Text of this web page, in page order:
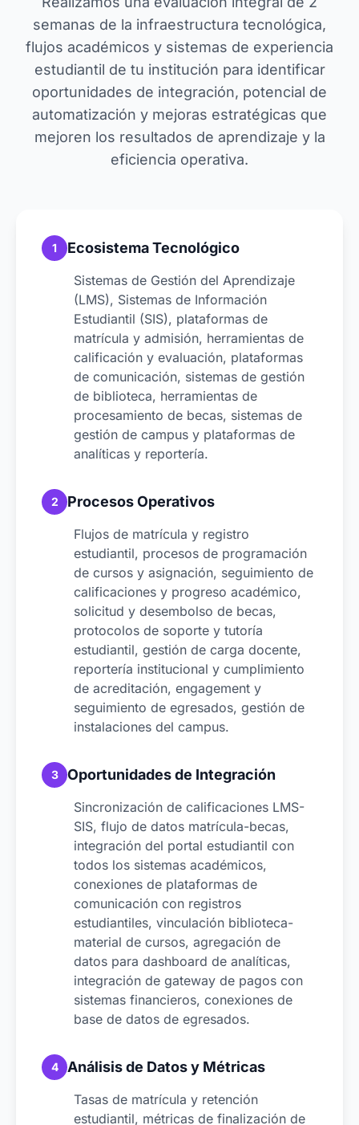
semanas de la infraestructura tecnológica,
flujos académicos y sistemas de experiencia
estudiantil de tu institución para identificar
oportunidades de integración, potencial de
automatización y mejoras estratégicas que
mejoren los resultados de aprendizaje y la
eficiencia operativa.
1 Ecosistema Tecnológico
Sistemas de Gestión del Aprendizaje
(LMS), Sistemas de Información
Estudiantil (SIS), plataformas de
matrícula y admisión, herramientas de
calificación y evaluación, plataformas
de comunicación, sistemas de gestión
de biblioteca, herramientas de
procesamiento de becas, sistemas de
gestión de campus y plataformas de
analíticas y reportería.
2 Procesos Operativos
Flujos de matrícula y registro
estudiantil, procesos de programación
de cursos y asignación, seguimiento de
calificaciones y progreso académico,
solicitud y desembolso de becas,
protocolos de soporte y tutoría
estudiantil, gestión de carga docente,
reportería institucional y cumplimiento
de acreditación, engagement y
seguimiento de egresados, gestión de
instalaciones del campus.
3 Oportunidades de Integración
Sincronización de calificaciones LMS-
SIS, flujo de datos matrícula-becas,
integración del portal estudiantil con
todos los sistemas académicos,
conexiones de plataformas de
comunicación con registros
estudiantiles, vinculación biblioteca-
material de cursos, agregación de
datos para dashboard de analíticas,
integración de gateway de pagos con
sistemas financieros, conexiones de
base de datos de egresados.
4 Análisis de Datos y Métricas
Tasas de matrícula y retención
estudiantil, métricas de finalización de